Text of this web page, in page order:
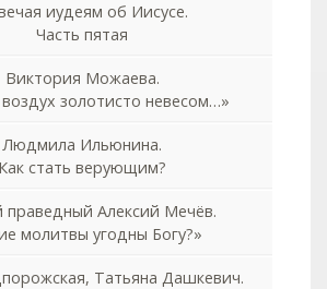
иудеям об Иисусе.
Часть пятая
Виктория Можаева.
золотисто невесом…»
Людмила Ильюнина.
Как стать верующим?
праведный Алексий Мечёв.
молитвы угодны Богу?»
Татьяна Дашкевич.